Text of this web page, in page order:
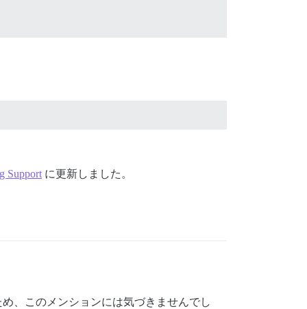
Support に更新しました。
、このメンションには気づきませんでし